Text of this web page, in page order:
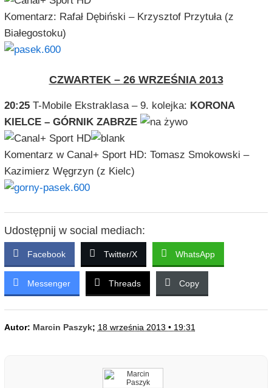
Komentarz: Rafał Dębiński – Krzysztof Przytuła (z
Białegostoku)
CZWARTEK – 26 WRZEŚNIA 2013
20:25 T-Mobile Ekstraklasa – 9. kolejka: KORONA
KIELCE – GÓRNIK ZABRZE
Komentarz w Canal+ Sport HD: Tomasz Smokowski –
Kazimierz Węgrzyn (z Kielc)
Udostępnij w social mediach:
Facebook Twitter/X WhatsApp
Messenger Threads Copy
Autor: Marcin Paszyk; 18 września 2013 • 19:31